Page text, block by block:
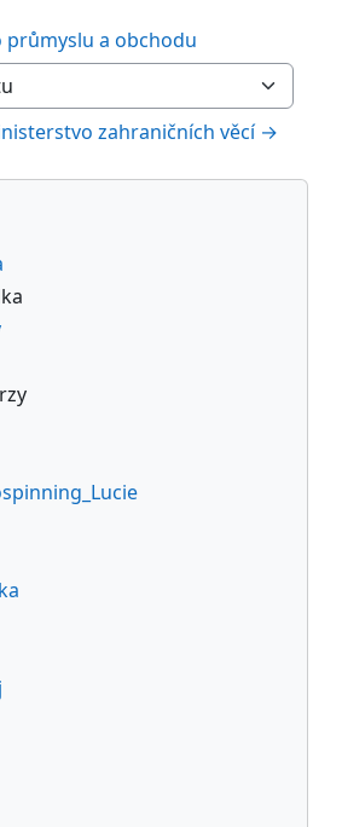
a obchodu
zahraničních věcí →